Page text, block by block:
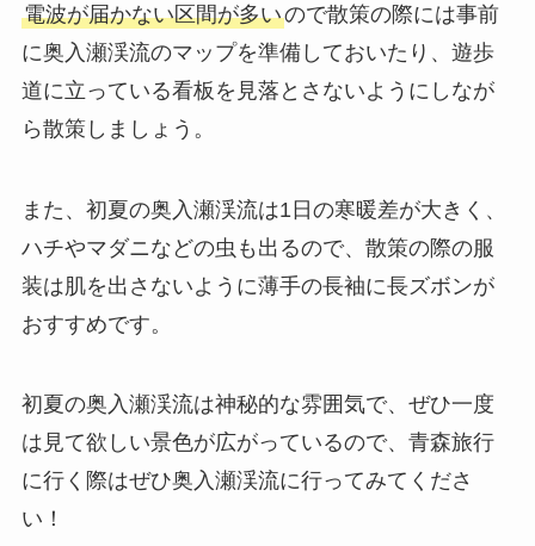
電波が届かない区間が多いので散策の際には事前
に奥入瀬渓流のマップを準備しておいたり、遊歩
道に立っている看板を見落とさないようにしなが
ら散策しましょう。
また、初夏の奥入瀬渓流は1日の寒暖差が大きく、
ハチやマダニなどの虫も出るので、散策の際の服
装は肌を出さないように薄手の長袖に長ズボンが
おすすめです。
初夏の奥入瀬渓流は神秘的な雰囲気で、ぜひ一度
は見て欲しい景色が広がっているので、青森旅行
に行く際はぜひ奥入瀬渓流に行ってみてくださ
い！